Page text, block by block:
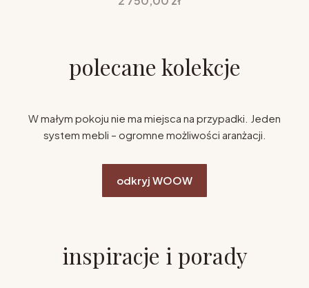
polecane kolekcje
W małym pokoju nie ma miejsca na przypadki. Jeden
system mebli – ogromne możliwości aranżacji.
odkryj WOOW
inspiracje i porady